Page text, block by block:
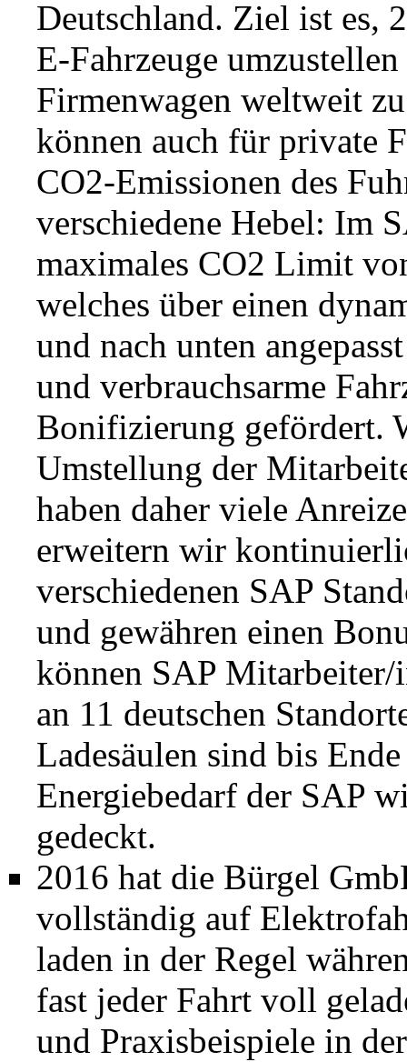
Deutschland. Ziel ist es,
E-Fahrzeuge
Firmenwagen weltweit
können auch für private
CO2-Emissionen des
verschiedene Hebel: Im
maximales CO2 Limit
welches über einen
und nach unten
und verbrauchsarme
Bonifizierung gefördert.
Umstellung der
haben daher viele
erweitern wir
verschiedenen SAP
und gewähren einen
können SAP Mitarbeiter/
an 11 deutschen
Ladesäulen sind bis
Energiebedarf der SAP
gedeckt.
2016 hat die Bürgel
vollständig auf
laden in der Regel
fast jeder Fahrt voll
und Praxisbeispiele in